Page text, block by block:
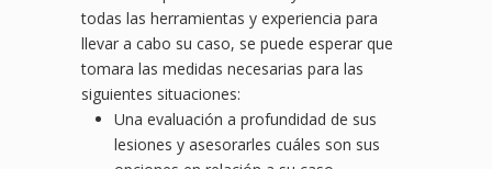
todas las herramientas y experiencia para
llevar a cabo su caso, se puede esperar que
tomara las medidas necesarias para las
siguientes situaciones:
Una evaluación a profundidad de sus
lesiones y asesorarles cuáles son sus